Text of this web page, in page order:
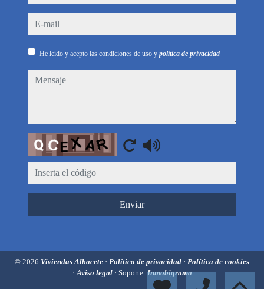
e-mail
He leído y acepto las condiciones de uso y política de privacidad
mensaje
Captcha
Enviar
© 2026 Viviendas Albacete · Política de privacidad · Política de cookies
·Aviso legal · Soporte: Inmobigrama